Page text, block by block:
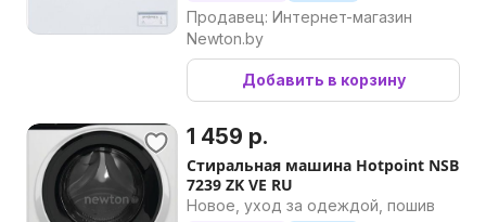
Продавец: Интернет-магазин
Newton.by
Добавить в корзину
1 459 р.
Стиральная машина Hotpoint NSB
7239 ZK VE RU
Новое, уход за одеждой, пошив